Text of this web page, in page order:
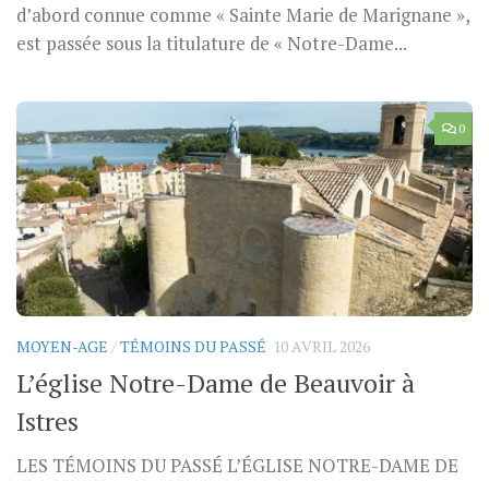
d’abord connue comme « Sainte Marie de Marignane »,
est passée sous la titulature de « Notre-Dame...
0
MOYEN-AGE /TÉMOINS DU PASSÉ 10 AVRIL 2026
L’église Notre-Dame de Beauvoir à
Istres
LES TÉMOINS DU PASSÉ L’ÉGLISE NOTRE-DAME DE